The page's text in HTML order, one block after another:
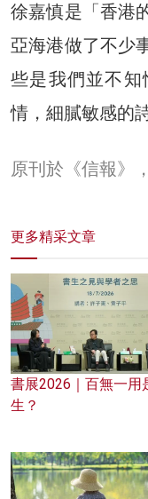
徐嘉慎是「香港
亞海港做了不少
些是我們並不
情，細膩敏感的
原刊於《信報》
更多精采文章
書展2026｜百無一用
生？